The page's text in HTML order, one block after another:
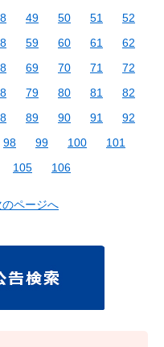
49 50 51
52
59 60 61
62
69 70 71
72
79 80 81
82
89 90 91
92
98 99 100
101
105 106
のページへ